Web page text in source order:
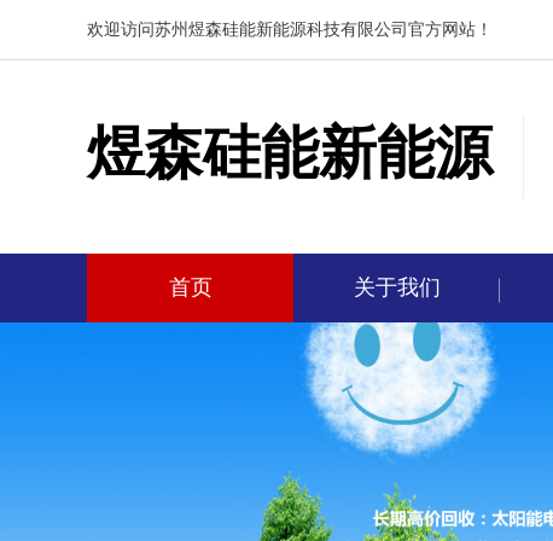
欢迎访问苏州煜森硅能新能源科技有限公司官方网站！
煜森硅能新能源
首页 关于我们